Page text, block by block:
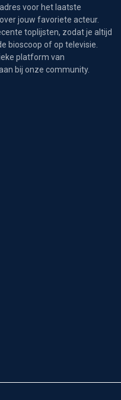
voor het laatste
jouw favoriete acteur.
toplijsten, zodat je altijd
bioscoop of op televisie.
platform van
bij onze community.